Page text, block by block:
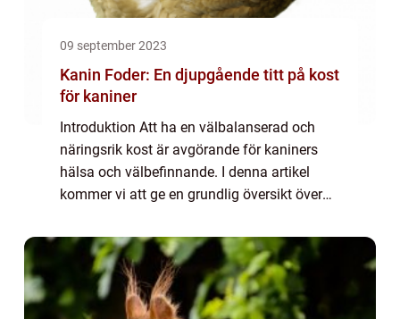
09 september 2023
Kanin Foder: En djupgående titt på kost
för kaniner
Introduktion Att ha en välbalanserad och
näringsrik kost är avgörande för kaniners
hälsa och välbefinnande. I denna artikel
kommer vi att ge en grundlig översikt över
som finns tillgängliga och populära, d...